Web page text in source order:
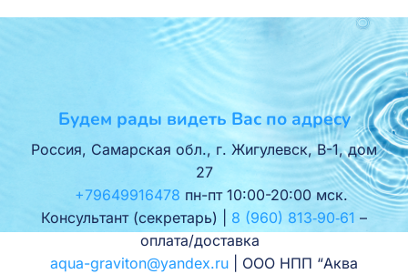
Будем рады видеть Вас по адресу
Россия, Самарская обл., г. Жигулевск, В-1, дом
27
+79649916478 пн-пт 10:00-20:00 мск.
Консультант (секретарь) | 8 (960) 813‑90‑61 –
оплата/доставка
aqua-graviton@yandex.ru | ООО НПП “Аква